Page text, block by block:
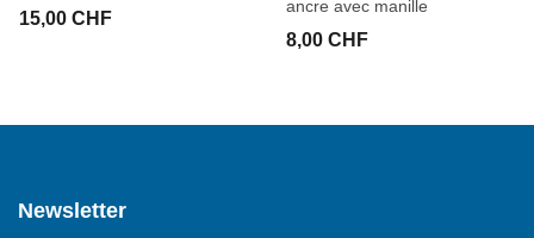
15,00 CHF
ancre avec manille
8,00 CHF
Newsletter